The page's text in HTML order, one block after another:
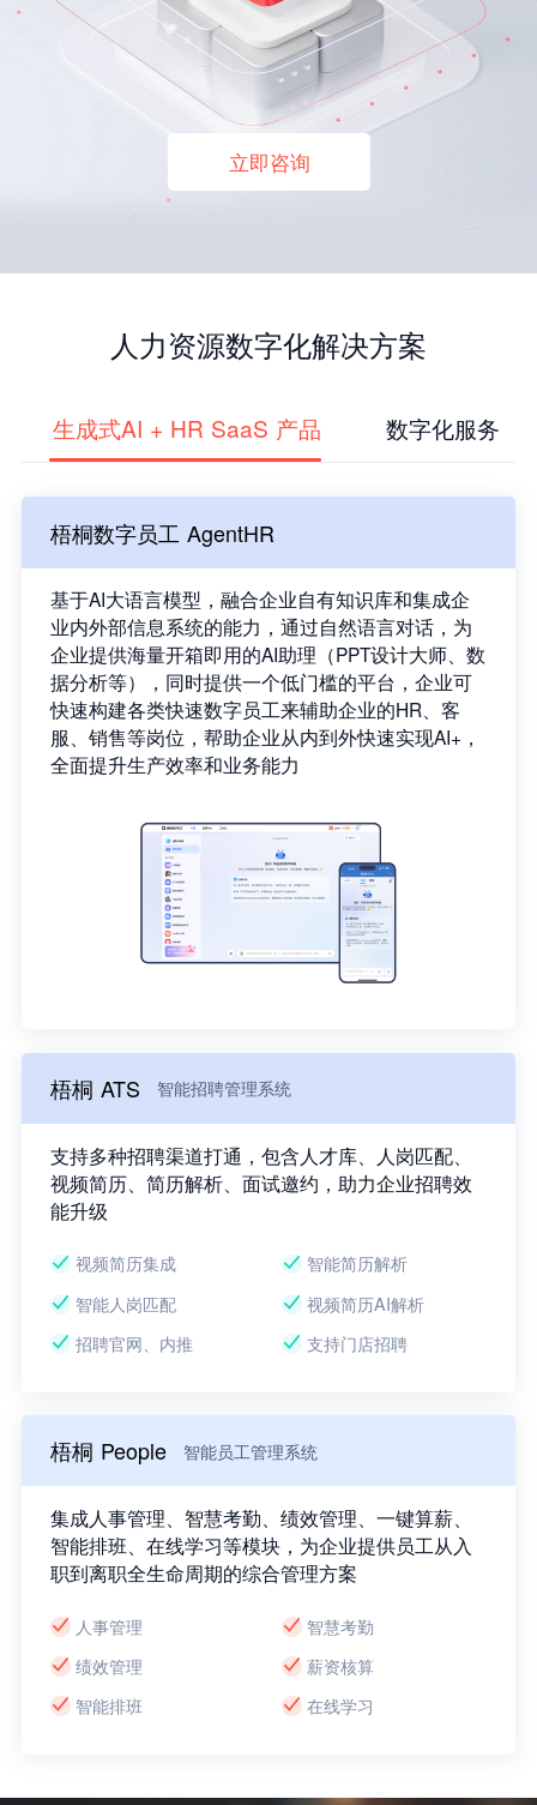
立即咨询
人力资源数字化解决方案
生成式AI + HR SaaS 产品 数字化服务
梧桐数字员工 AgentHR
基于AI大语言模型，融合企业自有知识库和集成企
业内外部信息系统的能力，通过自然语言对话，为
企业提供海量开箱即用的AI助理（PPT设计大师、数
据分析等），同时提供一个低门槛的平台，企业可
快速构建各类快速数字员工来辅助企业的HR、客
服、销售等岗位，帮助企业从内到外快速实现AI+，
全面提升生产效率和业务能力
梧桐 ATS 智能招聘管理系统
支持多种招聘渠道打通，包含人才库、人岗匹配、
视频简历、简历解析、面试邀约，助力企业招聘效
能升级
视频简历集成
智能简历解析
智能人岗匹配
视频简历AI解析
招聘官网、内推
支持门店招聘
梧桐 People 智能员工管理系统
集成人事管理、智慧考勤、绩效管理、一键算薪、
智能排班、在线学习等模块，为企业提供员工从入
职到离职全生命周期的综合管理方案
人事管理
智慧考勤
绩效管理
薪资核算
智能排班
在线学习